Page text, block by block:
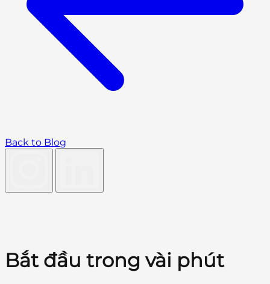
Back to Blog
Bắt đầu trong vài phút